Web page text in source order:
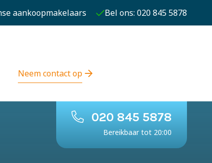
aankoopmakelaars Bel ons: 020 845 5878
Neem contact op
020 845 5878
Bereikbaar tot 20:00